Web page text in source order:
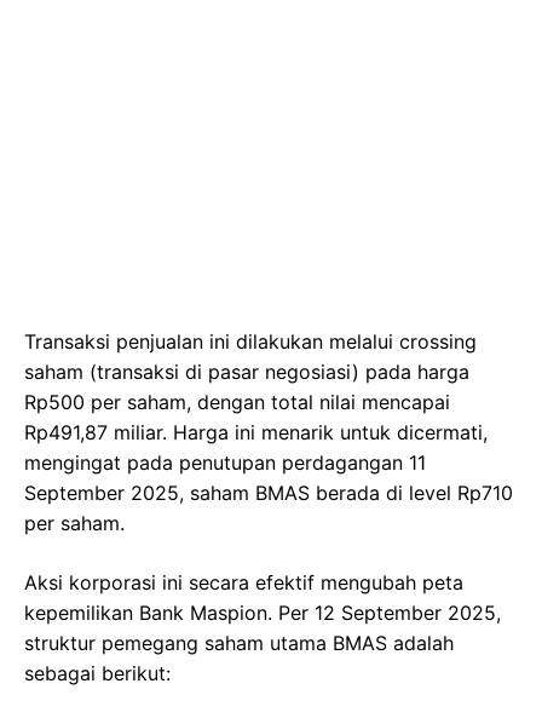
Transaksi penjualan ini dilakukan melalui crossing
saham (transaksi di pasar negosiasi) pada harga
Rp500 per saham, dengan total nilai mencapai
Rp491,87 miliar. Harga ini menarik untuk dicermati,
mengingat pada penutupan perdagangan 11
September 2025, saham BMAS berada di level Rp710
per saham.
Aksi korporasi ini secara efektif mengubah peta
kepemilikan Bank Maspion. Per 12 September 2025,
struktur pemegang saham utama BMAS adalah
sebagai berikut: